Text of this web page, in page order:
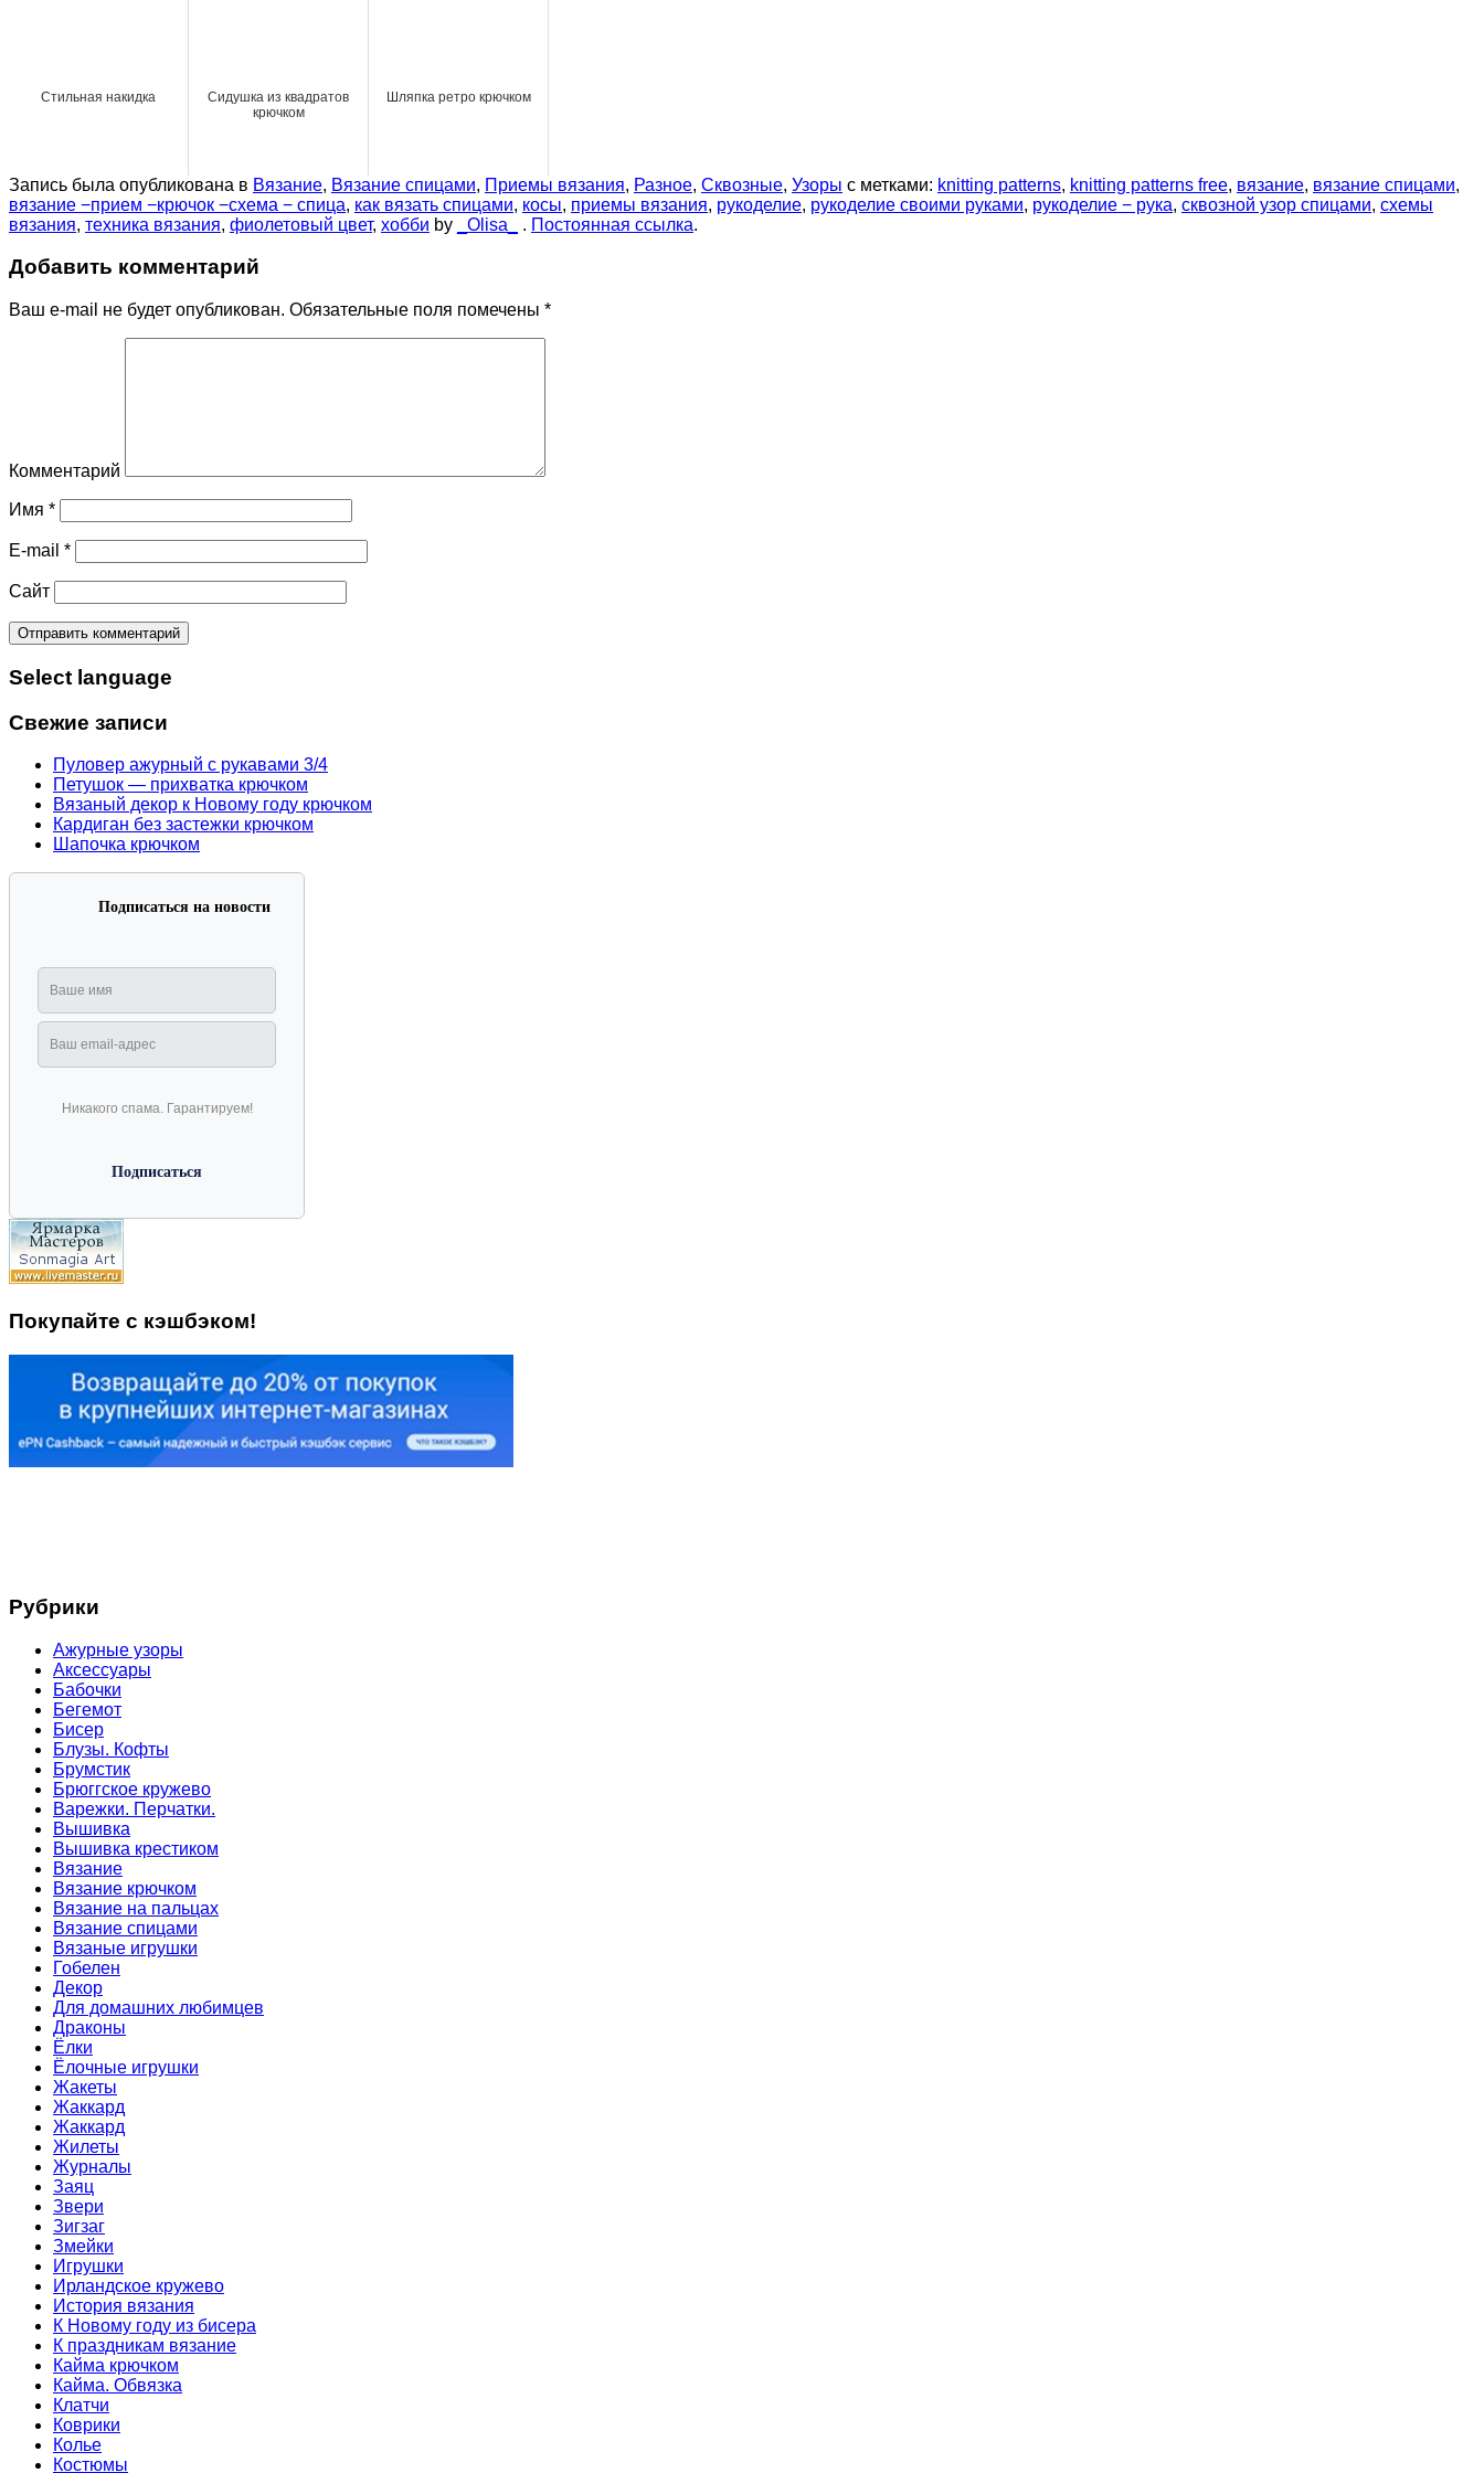
Стильная накидка
Сидушка из квадратов
крючком
Шляпка ретро крючком
Запись была опубликована в Вязание, Вязание спицами, Приемы вязания, Разное, Сквозные, Узоры с метками: knitting patterns, knitting patterns free, вязание, вязание спицами,
вязание −прием −крючок −схема − спица, как вязать спицами, косы, приемы вязания, рукоделие, рукоделие своими руками, рукоделие − рука, сквозной узор спицами, схемы
вязания, техника вязания, фиолетовый цвет, хобби by _Olisa_ . Постоянная ссылка.
Добавить комментарий
Ваш e-mail не будет опубликован. Обязательные поля помечены *
Комментарий
Имя *
E-mail *
Сайт
Select language
Свежие записи
Пуловер ажурный с рукавами 3/4
Петушок — прихватка крючком
Вязаный декор к Новому году крючком
Кардиган без застежки крючком
Шапочка крючком
Подписаться на новости
Никакого спама. Гарантируем!
Покупайте с кэшбэком!
Рубрики
Ажурные узоры
Аксессуары
Бабочки
Бегемот
Бисер
Блузы. Кофты
Брумстик
Брюггское кружево
Варежки. Перчатки.
Вышивка
Вышивка крестиком
Вязание
Вязание крючком
Вязание на пальцах
Вязание спицами
Вязаные игрушки
Гобелен
Декор
Для домашних любимцев
Драконы
Ёлки
Ёлочные игрушки
Жакеты
Жаккард
Жаккард
Жилеты
Журналы
Заяц
Звери
Зигзаг
Змейки
Игрушки
Ирландское кружево
История вязания
К Новому году из бисера
К праздникам вязание
Кайма крючком
Кайма. Обвязка
Клатчи
Коврики
Колье
Костюмы